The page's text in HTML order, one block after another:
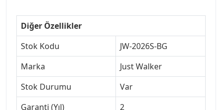
Diğer Özellikler
Stok Kodu
JW-2026S-BG
Marka
Just Walker
Stok Durumu
Var
Garanti (Yıl)
2